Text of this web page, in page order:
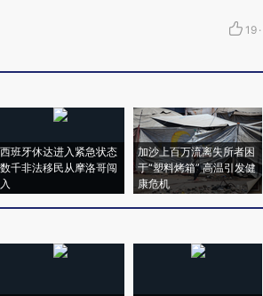
19 ·
西班牙休达进入紧急状态
数千非法移民从摩洛哥闯
入
加沙上百万流离失所者困
于“塑料烤箱” 高温引发健
康危机